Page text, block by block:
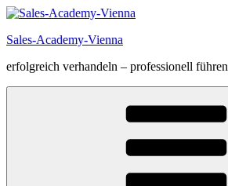
Zum
springen
Sales-Academy-Vienna
erfolgreich verhandeln – professionell führen